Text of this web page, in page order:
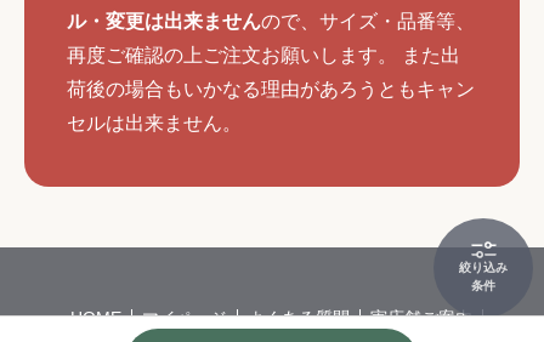
絞り込み
条件
ル・変更は出来ませんので、サイズ・品番等、
再度ご確認の上ご注文お願いします。 また出
荷後の場合もいかなる理由があろうともキャン
セルは出来ません。
HOME マイページ よくある質問
実店舗ご案内
会社概要
特定商取引 個人情報保護方針